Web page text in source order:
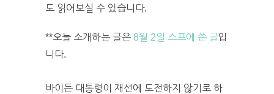
도 읽어보실 수 있습니다.
**오늘 소개하는 글은 8월 2일 스프에 쓴 글입
니다.
바이든 대통령이 재선에 도전하지 않기로 하